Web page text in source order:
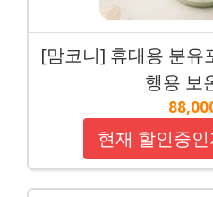
[맘코니] 휴대용 분유
행용 보
현재 할인중